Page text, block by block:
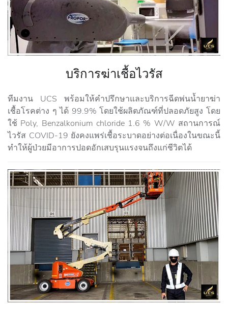
บริการฆ่าเชื้อไวรัส
ทีมงาน UCS พร้อมให้คำปรึกษาและบริการฉีดพ่นน้ำยาฆ่า
เชื้อโรคต่าง ๆ ได้ 99.9% โดยใช้ผลิตภัณฑ์ที่ปลอดภัยสูง โดย
ใช้ Poly, Benzalkonium chloride 1.6 % W/W สถานการณ์
ไวรัส COVID-19 ยังคงแพร่เชื้อระบาดอย่างต่อเนื่องในขณะนี้
ทำให้ผู้ป่วยมีอาการปอดอักเสบรุนแรงจนถึงแก่ชีวิตได้